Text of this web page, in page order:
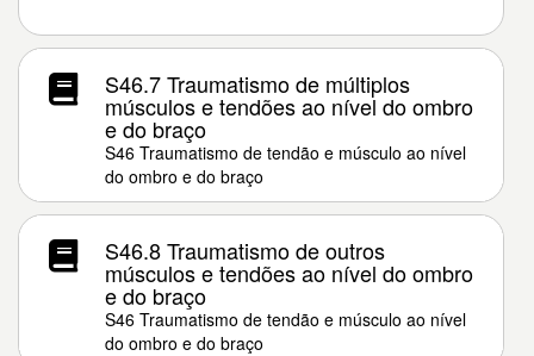
S46.7 Traumatismo de múltiplos
músculos e tendões ao nível do ombro
e do braço
S46 Traumatismo de tendão e músculo ao nível
do ombro e do braço
S46.8 Traumatismo de outros
músculos e tendões ao nível do ombro
e do braço
S46 Traumatismo de tendão e músculo ao nível
do ombro e do braço